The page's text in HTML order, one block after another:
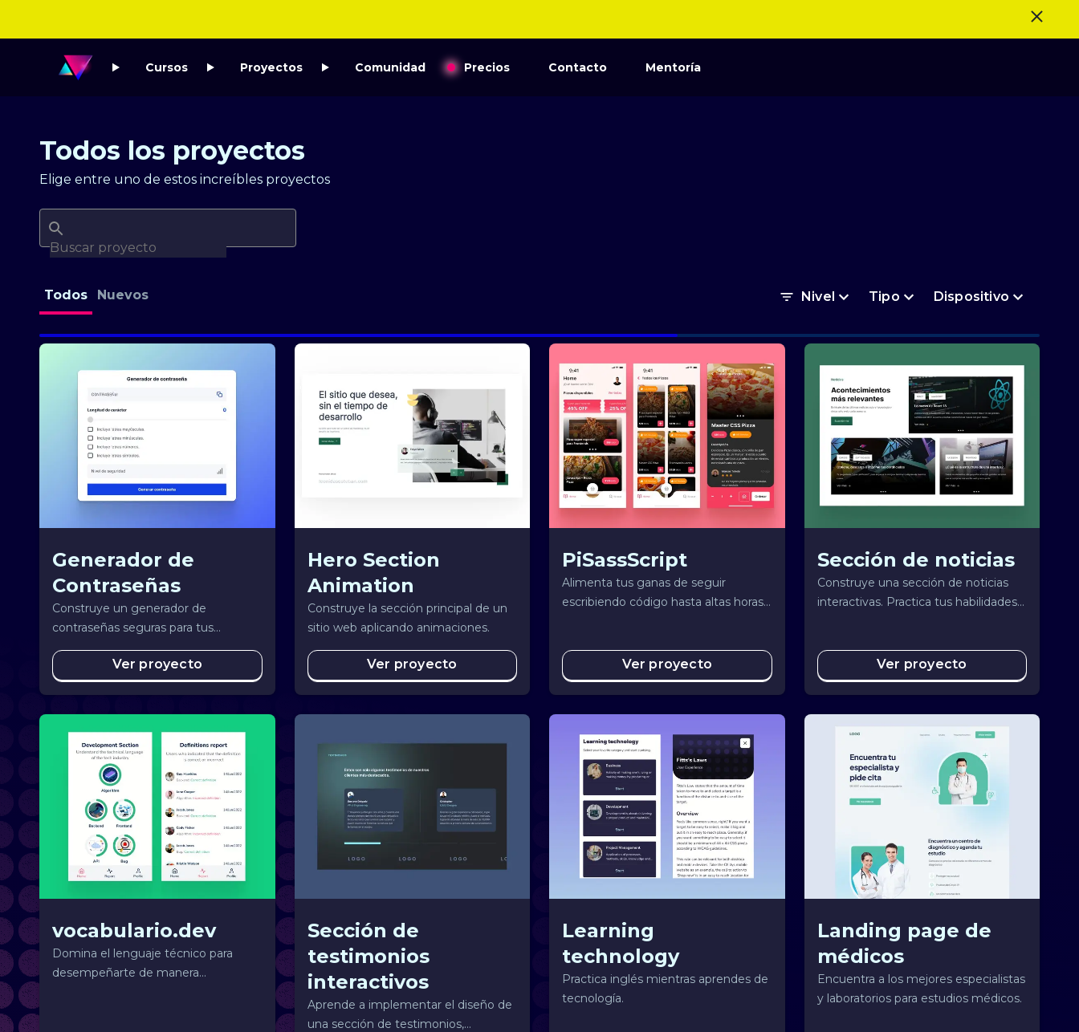
Cursos Proyectos Comunidad Precios Contacto Mentoría
Todos los proyectos
Elige entre uno de estos increíbles proyectos
Todos Nuevos Nivel Tipo Dispositivo
Generador de
Contraseñas
Construye un generador de
contraseñas seguras para tus
aplicaciones y servicios web.
Ver proyecto
Hero Section
Animation
Construye la sección principal de un
sitio web aplicando animaciones.
Ver proyecto
PiSassScript
Alimenta tus ganas de seguir
escribiendo código hasta altas horas
Ver proyecto
Sección de noticias
Construye una sección de noticias
interactivas. Practica tus habilidades
Ver proyecto
vocabulario.dev
Domina el lenguaje técnico para
desempeñarte de manera
Sección de
testimonios
interactivos
Aprende a implementar el diseño de
una sección de testimonios,
Learning
technology
Practica inglés mientras aprendes de
tecnología.
Landing page de
médicos
Encuentra a los mejores especialistas
y laboratorios para estudios médicos.